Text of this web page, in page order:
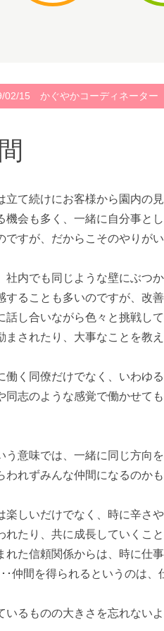
02/15 かぐやかコーディネータ
立て続けにお客様から園内の
機会も多く、一緒に自分事と
ですが、だからこそのやりが
社内でも同じような壁にぶつ
することも多いのですが、改
話し合いながら色々と挑戦し
まされたり、大事なことを教
働く同僚だけでなく、いわゆ
同志のような感覚で働かせて
う意味では、一緒に同じ方向
われずみんな仲間になるのかも
楽しいだけでなく、時に辛さ
れたり、共に成長していくこ
れた信頼関係からは、時に仕
･仲間を得られるというのは、
いるものの大きさを忘れない